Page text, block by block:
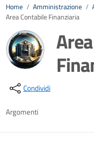
Home / Amministrazione /
Area Contabile Finanziaria
Condividi
Argomenti